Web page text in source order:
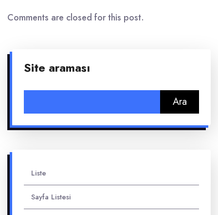
Comments are closed for this post.
Site araması
Liste
Sayfa Listesi